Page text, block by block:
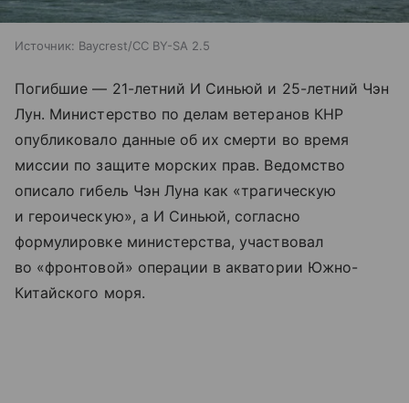
Источник: Baycrest/CC BY-SA 2.5
Погибшие — 21-летний И Синьюй и 25-летний Чэн
Лун. Министерство по делам ветеранов КНР
опубликовало данные об их смерти во время
миссии по защите морских прав. Ведомство
описало гибель Чэн Луна как «трагическую
и героическую», а И Синьюй, согласно
формулировке министерства, участвовал
во «фронтовой» операции в акватории Южно-
Китайского моря.